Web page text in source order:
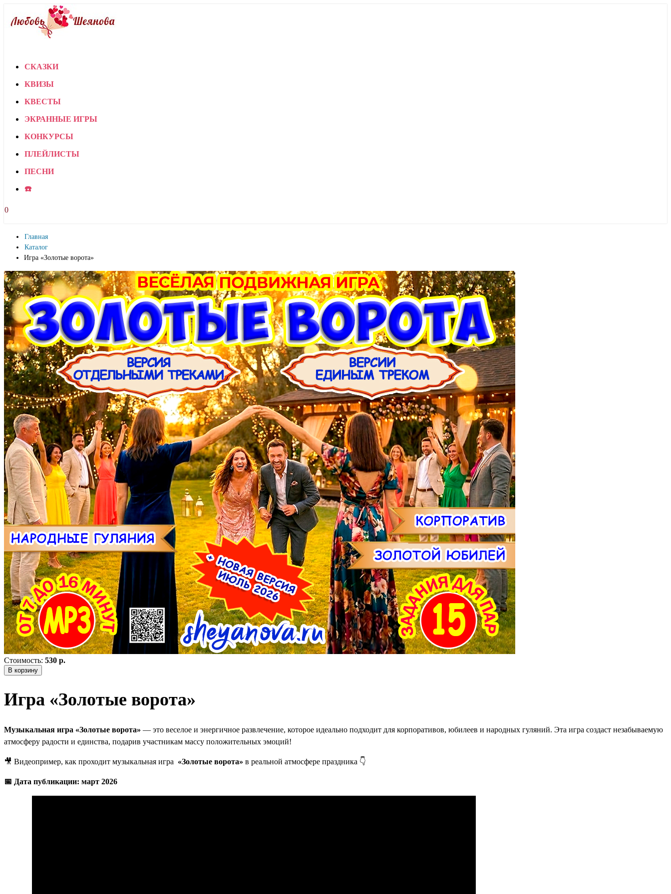
СКАЗКИ
КВИЗЫ
КВЕСТЫ
ЭКРАННЫЕ ИГРЫ
КОНКУРСЫ
ПЛЕЙЛИСТЫ
ПЕСНИ
☎️
0
Главная
Каталог
Игра «Золотые ворота»
Стоимость: 530 р.
В корзину
Игра «Золотые ворота»
Музыкальная игра «Золотые ворота» — это веселое и энергичное развлечение, которое идеально подходит для корпоративов, юбилеев и народных гуляний. Эта игра создаст незабываемую
атмосферу радости и единства, подарив участникам массу положительных эмоций!
🎥 Видеопример, как проходит музыкальная игра «Золотые ворота» в реальной атмосфере праздника 👇
📅 Дата публикации: март 2026